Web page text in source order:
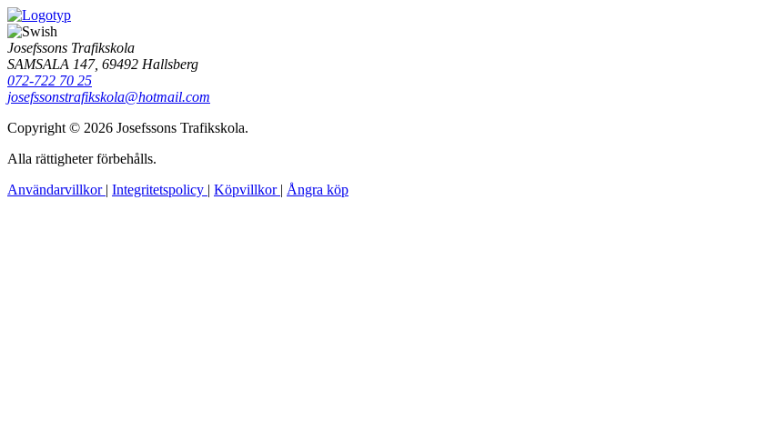
Josefssons Trafikskola
SAMSALA 147, 69492 Hallsberg
072-722 70 25
josefssonstrafikskola@hotmail.com
Copyright © 2026 Josefssons Trafikskola.
Alla rättigheter förbehålls.
Användarvillkor | Integritetspolicy | Köpvillkor | Ångra köp